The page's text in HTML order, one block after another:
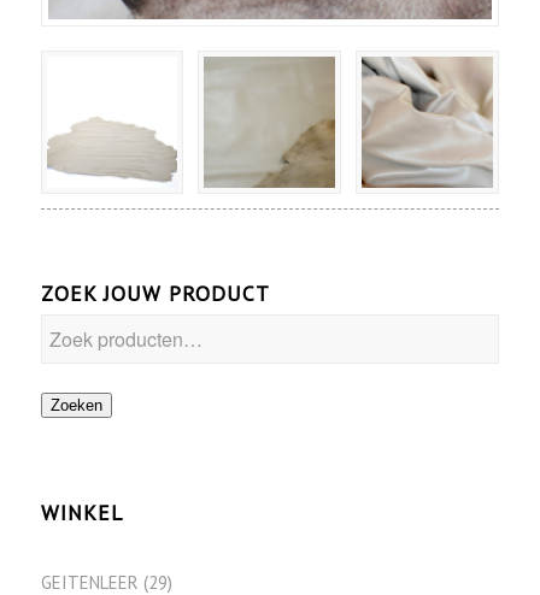
ZOEK JOUW PRODUCT
Zoeken
WINKEL
GEITENLEER (29)